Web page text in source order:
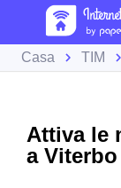
Casa TIM